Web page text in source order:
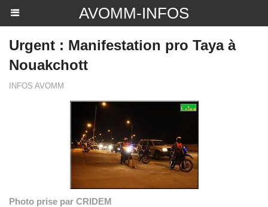
AVOMM-INFOS
Urgent : Manifestation pro Taya à
Nouakchott
INFOS AVOMM
Photo prise par CRIDEM